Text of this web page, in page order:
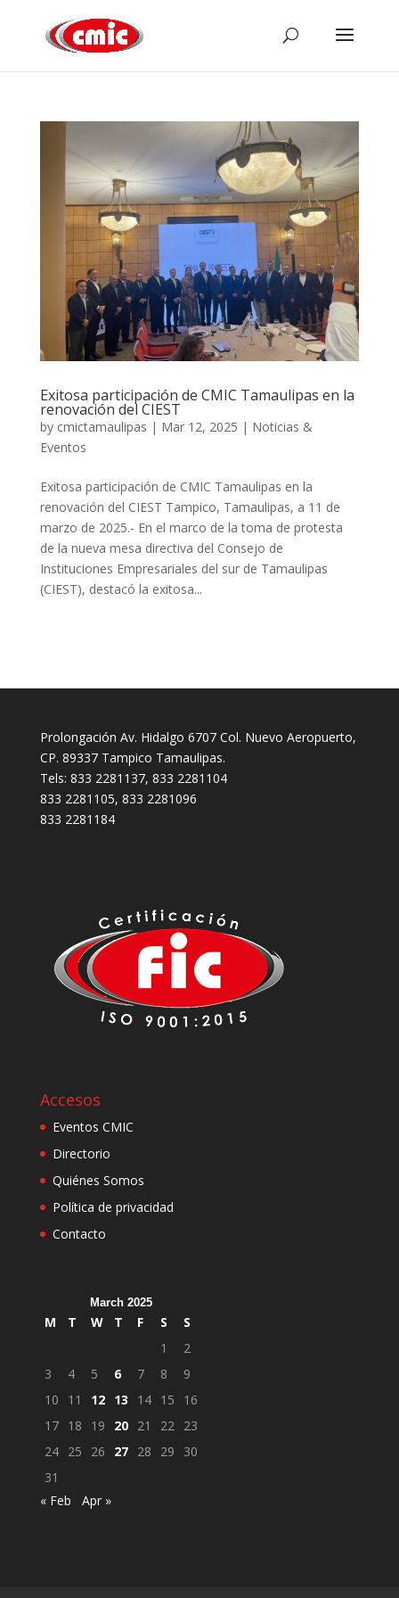
Exitosa participación de CMIC Tamaulipas en la
renovación del CIEST
by cmictamaulipas | Mar 12, 2025 | Noticias &
Eventos
Exitosa participación de CMIC Tamaulipas en la
renovación del CIEST Tampico, Tamaulipas, a 11 de
marzo de 2025.- En el marco de la toma de protesta
de la nueva mesa directiva del Consejo de
Instituciones Empresariales del sur de Tamaulipas
(CIEST), destacó la exitosa...
Prolongación Av. Hidalgo 6707 Col. Nuevo Aeropuerto,
CP. 89337 Tampico Tamaulipas.
Tels: 833 2281137, 833 2281104
833 2281105, 833 2281096
833 2281184
Accesos
Eventos CMIC
Directorio
Quiénes Somos
Política de privacidad
Contacto
March 2025
M T W T F S
S
1
2
3
4 5 6 7 8
9
10
11 12 13 14 15
16
17 18 19 20 21 22 23
24 25 26 27 28 29
30
31
« Feb
Apr »